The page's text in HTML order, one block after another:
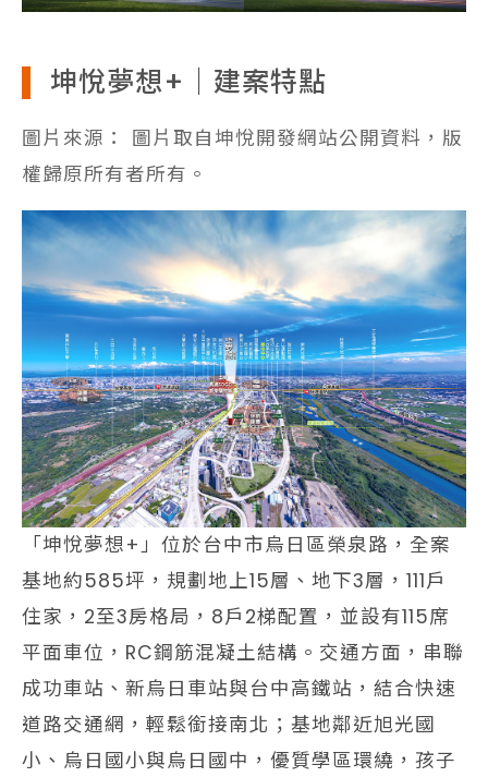
坤悅夢想+｜建案特點
圖片來源： 圖片取自坤悅開發網站公開資料，版
權歸原所有者所有。
「坤悅夢想+」位於台中市烏日區榮泉路，全案
基地約585坪，規劃地上15層、地下3層，111戶
住家，2至3房格局，8戶2梯配置，並設有115席
平面車位，RC鋼筋混凝土結構。交通方面，串聯
成功車站、新烏日車站與台中高鐵站，結合快速
道路交通網，輕鬆銜接南北；基地鄰近旭光國
小、烏日國小與烏日國中，優質學區環繞，孩子